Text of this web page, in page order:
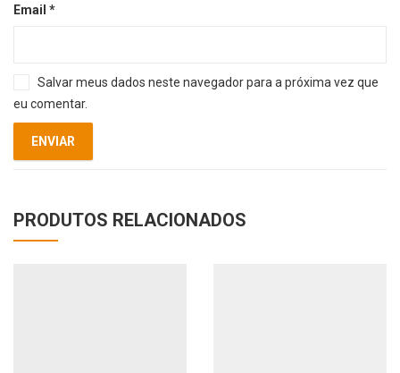
Email *
Salvar meus dados neste navegador para a próxima vez que
eu comentar.
PRODUTOS RELACIONADOS